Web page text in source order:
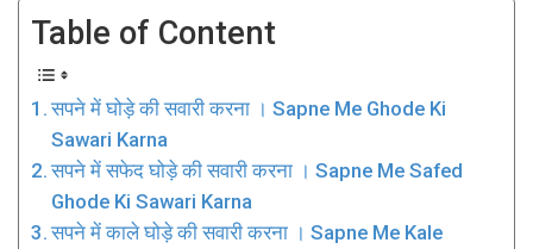
Table of Content
सपने में घोड़े की सवारी करना । Sapne Me Ghode Ki
Sawari Karna
सपने में सफेद घोड़े की सवारी करना । Sapne Me Safed
Ghode Ki Sawari Karna
सपने में काले घोड़े की सवारी करना । Sapne Me Kale